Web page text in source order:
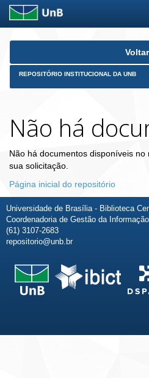
Skip
Voltar
REPOSITÓRIO INSTITUCIONAL DA UNB
Não há
Não há documentos disponíveis
sua solicitação.
Página inicial do repositório
Universidade de Brasília - Biblioteca
Coordenadoria de Gestão da
(61) 3107-2683
repositorio@unb.br